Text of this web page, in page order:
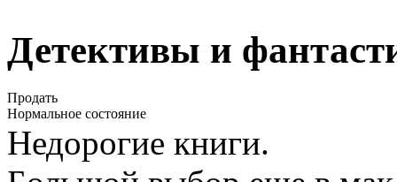
Детективы и
Продать
Нормальное состояние
Недорогие книги.